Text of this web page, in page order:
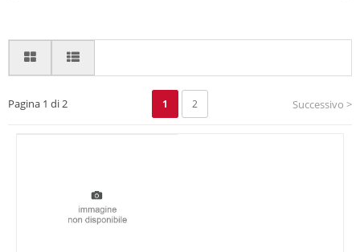
Pagina 1 di 2 1 2 Successivo >